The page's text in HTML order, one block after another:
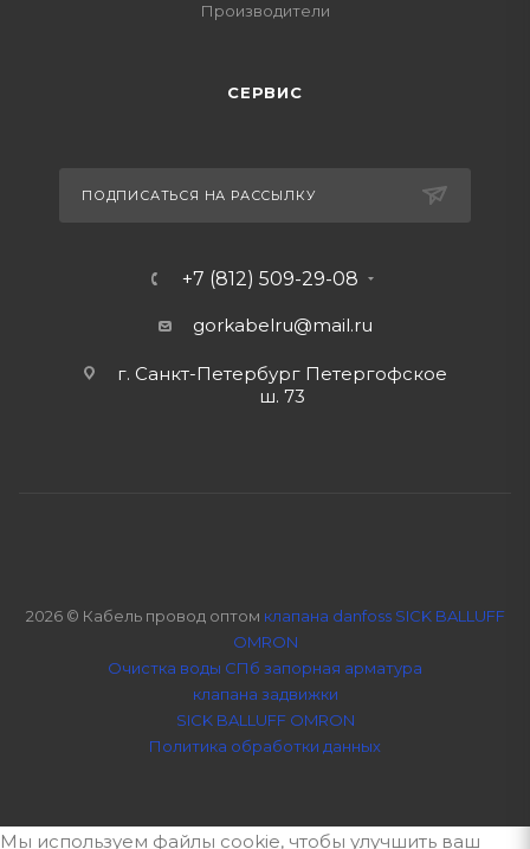
Производители
СЕРВИС
ПОДПИСАТЬСЯ НА РАССЫЛКУ
+7 (812) 509-29-08
gorkabelru@mail.ru
г. Санкт-Петербург Петергофское
ш. 73
2026 © Кабель провод оптом клапана danfoss SICK BALLUFF
OMRON
Очистка воды СПб запорная арматура
клапана задвижки
SICK BALLUFF OMRON
Политика обработки данных
Мы используем файлы cookie, чтобы улучшить ваш